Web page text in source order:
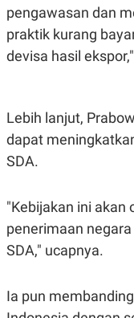
JARINGAN
K
N
C
A
D
Y
P
R
L
E
A
.
D
L
G
G
K
E
R
pengawasan dan
praktik kurang
devisa hasil
Lebih lanjut,
dapat
SDA.
"Kebijakan ini akan
penerimaan
SDA," ucapnya.
Ia pun